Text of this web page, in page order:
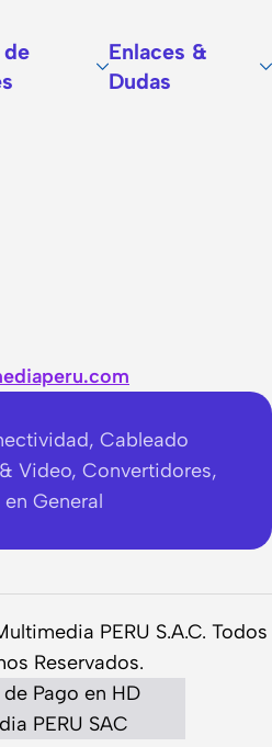
Enlaces &
Dudas
Cableado
Video, Convertidores,
General
PERU S.A.C. Todos
Reservados.